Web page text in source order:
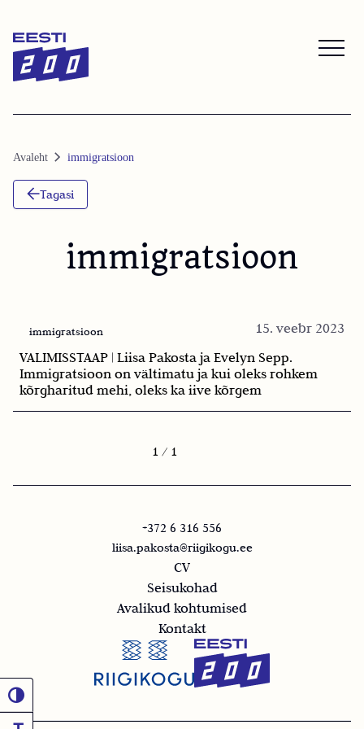
Content
navigation
Avaleht immigratsioon
Tagasi
immigratsioon
immigratsioon
15. veebr 2023
VALIMISSTAAP | Liisa Pakosta ja Evelyn Sepp.
Immigratsioon on vältimatu ja kui oleks rohkem
kõrgharitud mehi, oleks ka iive kõrgem
1 / 1
+372 6 316 556
liisa.pakosta@riigikogu.ee
CV
Seisukohad
Avalikud kohtumised
Kontakt